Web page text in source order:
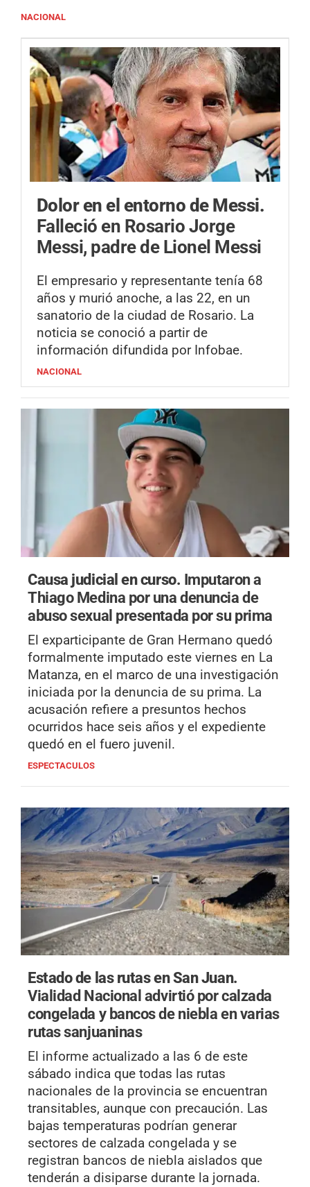
NACIONAL
Dolor en el entorno de Messi.
Falleció en Rosario Jorge
Messi, padre de Lionel Messi
El empresario y representante tenía 68
años y murió anoche, a las 22, en un
sanatorio de la ciudad de Rosario. La
noticia se conoció a partir de
información difundida por Infobae.
NACIONAL
Causa judicial en curso. Imputaron a
Thiago Medina por una denuncia de
abuso sexual presentada por su prima
El exparticipante de Gran Hermano quedó
formalmente imputado este viernes en La
Matanza, en el marco de una investigación
iniciada por la denuncia de su prima. La
acusación refiere a presuntos hechos
ocurridos hace seis años y el expediente
quedó en el fuero juvenil.
ESPECTACULOS
Estado de las rutas en San Juan.
Vialidad Nacional advirtió por calzada
congelada y bancos de niebla en varias
rutas sanjuaninas
El informe actualizado a las 6 de este
sábado indica que todas las rutas
nacionales de la provincia se encuentran
transitables, aunque con precaución. Las
bajas temperaturas podrían generar
sectores de calzada congelada y se
registran bancos de niebla aislados que
tenderán a disiparse durante la jornada.